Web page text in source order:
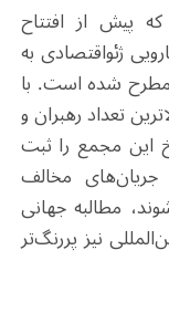
همچنین گزارش خطرات جهانی 2026 که پیش از افتتاح
ژئواقتصادی به
شدیدترین خطر» برای سال 2026 مطرح شده است. با
تعداد رهبران و
این مجمع را ثبت
مخالف
مطالبه جهانی
نیز پررنگ‌تر